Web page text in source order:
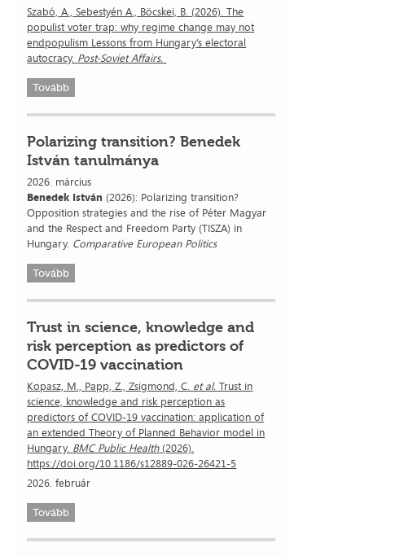
Szabó, A., Sebestyén A., Böcskei, B. (2026). The
populist voter trap: why regime change may not
endpopulism Lessons from Hungary’s electoral
autocracy. Post-Soviet Affairs.
Tovább
Polarizing transition? Benedek
István tanulmánya
2026. március
Benedek István (2026): Polarizing transition?
Opposition strategies and the rise of Péter Magyar
and the Respect and Freedom Party (TISZA) in
Hungary. Comparative European Politics
Tovább
Trust in science, knowledge and
risk perception as predictors of
COVID-19 vaccination
Kopasz, M., Papp, Z., Zsigmond, C. et al. Trust in
science, knowledge and risk perception as
predictors of COVID-19 vaccination: application of
an extended Theory of Planned Behavior model in
Hungary. BMC Public Health(2026).
https://doi.org/10.1186/s12889-026-26421-5
2026. február
Tovább